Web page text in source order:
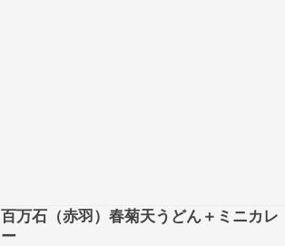
百万石（赤羽）春菊天うどん＋ミニカレ
ー